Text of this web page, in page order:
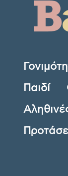
Παιδί